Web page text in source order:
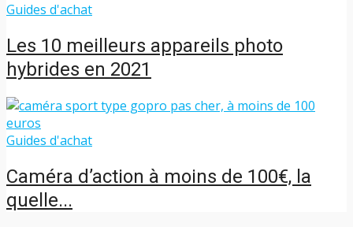
Guides d'achat
Les 10 meilleurs appareils photo
hybrides en 2021
Guides d'achat
Caméra d’action à moins de 100€, la
quelle...